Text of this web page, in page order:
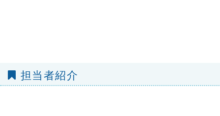
担当者紹介